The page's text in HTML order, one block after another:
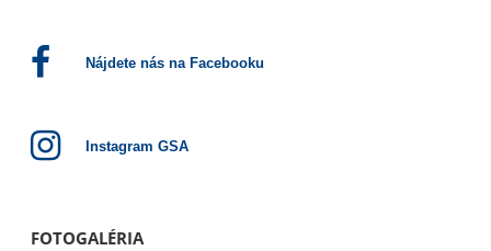
Nájdete nás na Facebooku
Instagram GSA
FOTOGALÉRIA